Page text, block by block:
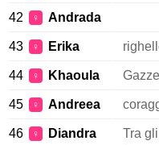
42 ♀ Andrada
43 ♀ Erika
44 ♀ Khaoula
45 ♀ Andreea
46 ♀ Diandra
Tra